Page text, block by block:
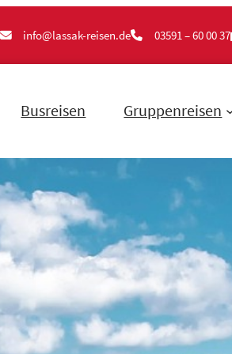
info@lassak-reisen.de 03591 – 60 00 37
Busreisen Gruppenreisen